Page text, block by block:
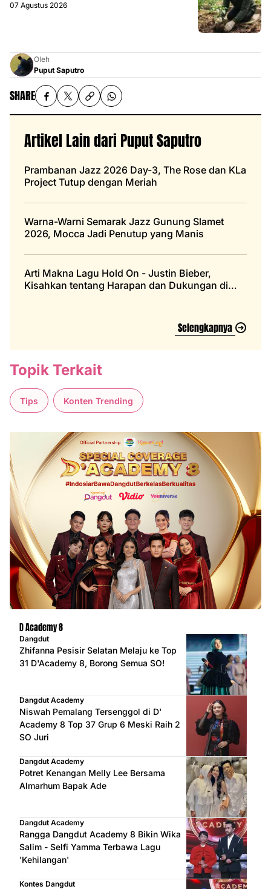
07 Agustus 2026
Oleh
Puput Saputro
SHARE
Artikel Lain dari Puput Saputro
Prambanan Jazz 2026 Day-3, The Rose dan KLa
Project Tutup dengan Meriah
Warna-Warni Semarak Jazz Gunung Slamet
2026, Mocca Jadi Penutup yang Manis
Arti Makna Lagu Hold On - Justin Bieber,
Kisahkan tentang Harapan dan Dukungan di
Selengkapnya
Topik Terkait
Tips Konten Trending
D Academy 8
Dangdut
Zhifanna Pesisir Selatan Melaju ke Top
31 D'Academy 8, Borong Semua SO!
Dangdut Academy
Niswah Pemalang Tersenggol di D'
Academy 8 Top 37 Grup 6 Meski Raih 2
SO Juri
Dangdut Academy
Potret Kenangan Melly Lee Bersama
Almarhum Bapak Ade
Dangdut Academy
Rangga Dangdut Academy 8 Bikin Wika
Salim - Selfi Yamma Terbawa Lagu
'Kehilangan'
Kontes Dangdut